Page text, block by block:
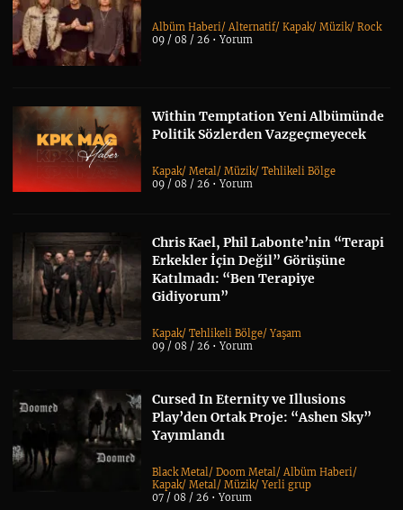
Albüm Haberi/Alternatif/Kapak/Müzik/Rock
09 / 08 / 26 •Yorum
Within Temptation Yeni Albümünde
Politik Sözlerden Vazgeçmeyecek
Kapak/Metal /Müzik/Tehlikeli Bölge
09 / 08 / 26 •Yorum
Chris Kael, Phil Labonte’nin “Terapi
Erkekler İçin Değil” Görüşüne
Katılmadı: “Ben Terapiye
Gidiyorum”
Kapak/Tehlikeli Bölge/Yaşam
09 / 08 / 26 •Yorum
Cursed In Eternity ve Illusions
Play’den Ortak Proje: “Ashen Sky”
Yayımlandı
Black Metal/Doom Metal/Albüm Haberi/
Kapak/Metal/Müzik/Yerli grup
07 / 08 / 26 •Yorum